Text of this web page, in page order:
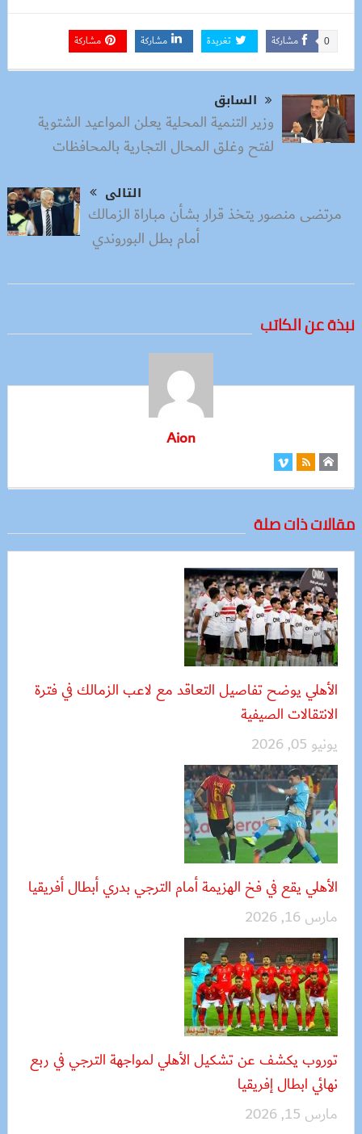
مشاركة 0 تغريدة مشاركة مشاركة
السابق
وزير التنمية المحلية يعلن المواعيد الشتوية
لفتح وغلق المحال التجارية بالمحافظات
التالى
مرتضى منصور يتخذ قرار بشأن مباراة الزمالك
أمام بطل البوروندي
نبذة عن الكاتب
Aion
مقالات ذات صلة
الأهلي يوضح تفاصيل التعاقد مع لاعب الزمالك في فترة
الانتقالات الصيفية
يونيو 05, 2026
الأهلي يقع في فخ الهزيمة أمام الترجي بدري أبطال أفريقيا
مارس 16, 2026
توروب يكشف عن تشكيل الأهلي لمواجهة الترجي في ربع
نهائي ابطال إفريقيا
مارس 15, 2026